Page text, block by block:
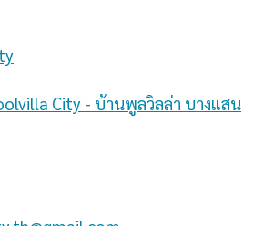
City - บ้านพูลวิลล่า บางแสน